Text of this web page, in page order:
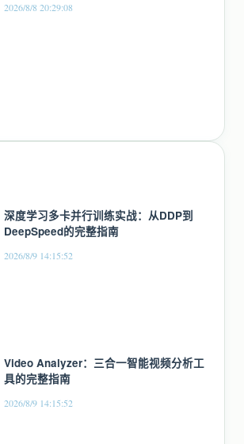
2026/8/8 20:29:08
深度学习多卡并行训练实战：从DDP到
DeepSpeed的完整指南
2026/8/9 14:15:52
Video Analyzer：三合一智能视频分析工
具的完整指南
2026/8/9 14:15:52